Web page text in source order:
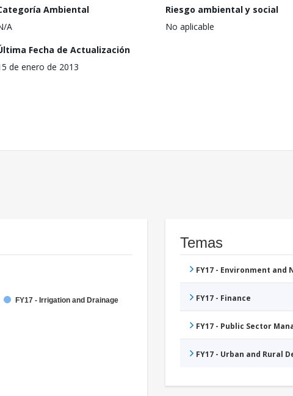
Ambiental
A
Riesgo ambiental y social
No aplicable
Fecha de Actualización
de enero de 2013
FY17 - Irrigation and Drainage
Temas
FY17 - Environment
FY17 - Finance
FY17 - Public Sector
FY17 - Urban and Rural